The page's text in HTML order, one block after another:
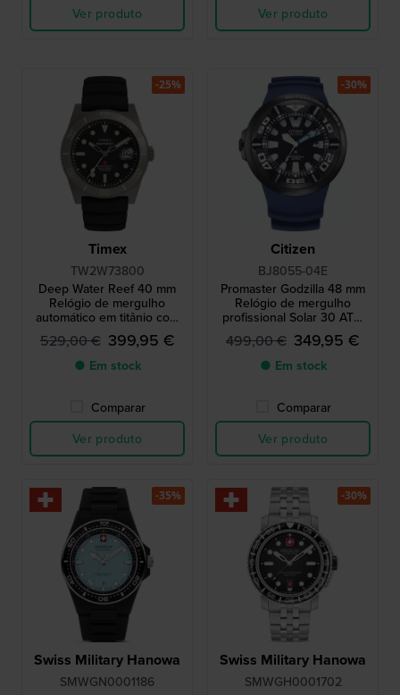
Ver produto
Ver produto
Timex
TW2W73800
Deep Water Reef 40 mm
Relógio de mergulho
automático em titânio com
data
529,00 € 399,95 €
● Em stock
Comparar
Ver produto
-25%
Citizen
BJ8055-04E
Promaster Godzilla 48 mm
Relógio de mergulho
profissional Solar 30 ATM
com extensor de bracelete
499,00 € 349,95 €
● Em stock
Comparar
Ver produto
-30%
Swiss Military Hanowa
SMWGN0001186
-35%
Swiss Military Hanowa
SMWGH0001702
-30%